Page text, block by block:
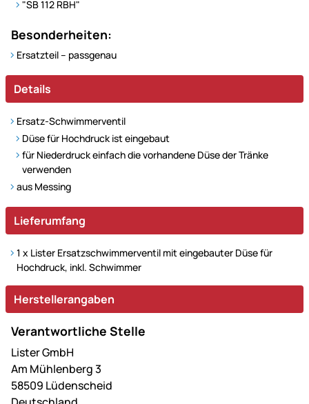
"SB 112 RBH"
Besonderheiten:
Ersatzteil – passgenau
Details
Ersatz-Schwimmerventil
Düse für Hochdruck ist eingebaut
für Niederdruck einfach die vorhandene Düse der Tränke
verwenden
aus Messing
Lieferumfang
1 x Lister Ersatzschwimmerventil mit eingebauter Düse für
Hochdruck, inkl. Schwimmer
Herstellerangaben
Verantwortliche Stelle
Lister GmbH
Am Mühlenberg 3
58509 Lüdenscheid